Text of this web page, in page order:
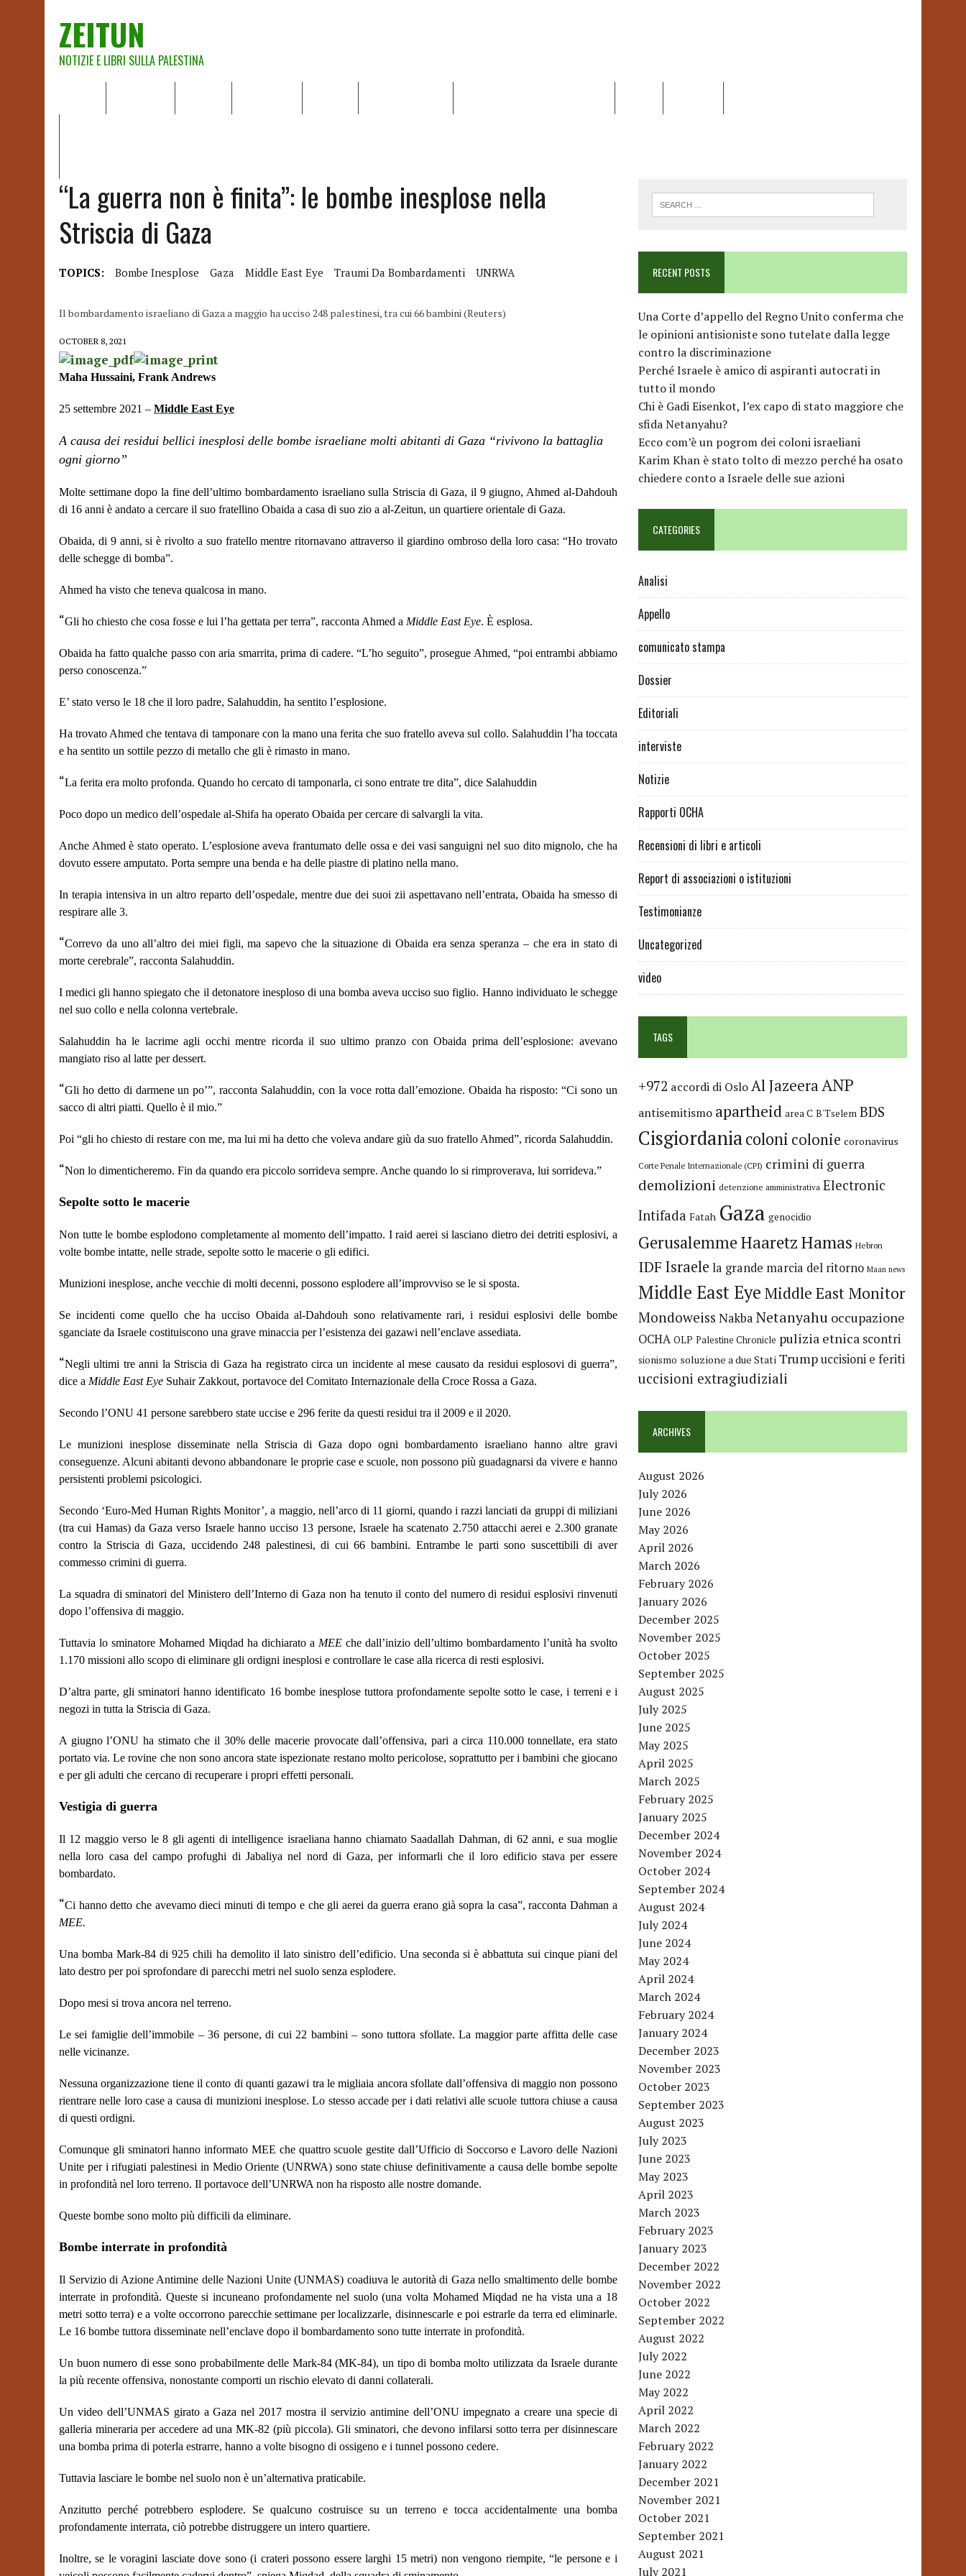
ZEITUN
NOTIZIE E LIBRI SULLA PALESTINA
“La guerra non è finita”: le bombe inesplose nella
Striscia di Gaza
TOPICS: Bombe Inesplose Gaza Middle East Eye Traumi Da Bombardamenti UNRWA
Il bombardamento israeliano di Gaza a maggio ha ucciso 248 palestinesi, tra cui 66 bambini (Reuters)
OCTOBER 8, 2021
Maha Hussaini, Frank Andrews
25 settembre 2021 – Middle East Eye
A causa dei residui bellici inesplosi delle bombe israeliane molti abitanti di Gaza “rivivono la battaglia
ogni giorno”
Molte settimane dopo la fine dell’ultimo bombardamento israeliano sulla Striscia di Gaza, il 9 giugno, Ahmed al-Dahdouh
di 16 anni è andato a cercare il suo fratellino Obaida a casa di suo zio a al-Zeitun, un quartiere orientale di Gaza.
Obaida, di 9 anni, si è rivolto a suo fratello mentre ritornavano attraverso il giardino ombroso della loro casa: “Ho trovato
delle schegge di bomba”.
Ahmed ha visto che teneva qualcosa in mano.
“Gli ho chiesto che cosa fosse e lui l’ha gettata per terra”, racconta Ahmed a Middle East Eye. È esplosa.
Obaida ha fatto qualche passo con aria smarrita, prima di cadere. “L’ho seguito”, prosegue Ahmed, “poi entrambi abbiamo
perso conoscenza.”
E’ stato verso le 18 che il loro padre, Salahuddin, ha sentito l’esplosione.
Ha trovato Ahmed che tentava di tamponare con la mano una ferita che suo fratello aveva sul collo. Salahuddin l’ha toccata
e ha sentito un sottile pezzo di metallo che gli è rimasto in mano.
“La ferita era molto profonda. Quando ho cercato di tamponarla, ci sono entrate tre dita”, dice Salahuddin
Poco dopo un medico dell’ospedale al-Shifa ha operato Obaida per cercare di salvargli la vita.
Anche Ahmed è stato operato. L’esplosione aveva frantumato delle ossa e dei vasi sanguigni nel suo dito mignolo, che ha
dovuto essere amputato. Porta sempre una benda e ha delle piastre di platino nella mano.
In terapia intensiva in un altro reparto dell’ospedale, mentre due dei suoi zii aspettavano nell’entrata, Obaida ha smesso di
respirare alle 3.
“Correvo da uno all’altro dei miei figli, ma sapevo che la situazione di Obaida era senza speranza – che era in stato di
morte cerebrale”, racconta Salahuddin.
I medici gli hanno spiegato che il detonatore inesploso di una bomba aveva ucciso suo figlio. Hanno individuato le schegge
nel suo collo e nella colonna vertebrale.
Salahuddin ha le lacrime agli occhi mentre ricorda il suo ultimo pranzo con Obaida prima dell’esplosione: avevano
mangiato riso al latte per dessert.
“Gli ho detto di darmene un po’”, racconta Salahuddin, con la voce rotta dall’emozione. Obaida ha risposto: “Ci sono un
sacco di altri piatti. Quello è il mio.”
Poi “gli ho chiesto di restare con me, ma lui mi ha detto che voleva andare giù da suo fratello Ahmed”, ricorda Salahuddin.
“Non lo dimenticheremo. Fin da quando era piccolo sorrideva sempre. Anche quando lo si rimproverava, lui sorrideva.”
Sepolte sotto le macerie
Non tutte le bombe esplodono completamente al momento dell’impatto. I raid aerei si lasciano dietro dei detriti esplosivi, a
volte bombe intatte, nelle strade, sepolte sotto le macerie o gli edifici.
Munizioni inesplose, anche vecchie di molti decenni, possono esplodere all’improvviso se le si sposta.
Se incidenti come quello che ha ucciso Obaida al-Dahdouh sono relativamente rari, i residui esplosivi delle bombe
sganciate da Israele costituiscono una grave minaccia per l’esistenza dei gazawi nell’enclave assediata.
“Negli ultimi tre anni la Striscia di Gaza ha registrato circa un incidente al mese causato da residui esplosovi di guerra”,
dice a Middle East Eye Suhair Zakkout, portavoce del Comitato Internazionale della Croce Rossa a Gaza.
Secondo l’ONU 41 persone sarebbero state uccise e 296 ferite da questi residui tra il 2009 e il 2020.
Le munizioni inesplose disseminate nella Striscia di Gaza dopo ogni bombardamento israeliano hanno altre gravi
conseguenze. Alcuni abitanti devono abbandonare le proprie case e scuole, non possono più guadagnarsi da vivere e hanno
persistenti problemi psicologici.
Secondo ‘Euro-Med Human Rights Monitor’, a maggio, nell’arco di 11 giorni, quando i razzi lanciati da gruppi di miliziani
(tra cui Hamas) da Gaza verso Israele hanno ucciso 13 persone, Israele ha scatenato 2.750 attacchi aerei e 2.300 granate
contro la Striscia di Gaza, uccidendo 248 palestinesi, di cui 66 bambini. Entrambe le parti sono suscettibili di aver
commesso crimini di guerra.
La squadra di sminatori del Ministero dell’Interno di Gaza non ha tenuto il conto del numero di residui esplosivi rinvenuti
dopo l’offensiva di maggio.
Tuttavia lo sminatore Mohamed Miqdad ha dichiarato a MEEche dall’inizio dell’ultimo bombardamento l’unità ha svolto
1.170 missioni allo scopo di eliminare gli ordigni inesplosi e controllare le case alla ricerca di resti esplosivi.
D’altra parte, gli sminatori hanno identificato 16 bombe inesplose tuttora profondamente sepolte sotto le case, i terreni e i
negozi in tutta la Striscia di Gaza.
A giugno l’ONU ha stimato che il 30% delle macerie provocate dall’offensiva, pari a circa 110.000 tonnellate, era stato
portato via. Le rovine che non sono ancora state ispezionate restano molto pericolose, soprattutto per i bambini che giocano
e per gli adulti che cercano di recuperare i propri effetti personali.
Vestigia di guerra
Il 12 maggio verso le 8 gli agenti di intelligence israeliana hanno chiamato Saadallah Dahman, di 62 anni, e sua moglie
nella loro casa del campo profughi di Jabaliya nel nord di Gaza, per informarli che il loro edificio stava per essere
bombardato.
“Ci hanno detto che avevamo dieci minuti di tempo e che gli aerei da guerra erano già sopra la casa”, racconta Dahman a
MEE.
Una bomba Mark-84 di 925 chili ha demolito il lato sinistro dell’edificio. Una seconda si è abbattuta sui cinque piani del
lato destro per poi sprofondare di parecchi metri nel suolo senza esplodere.
Dopo mesi si trova ancora nel terreno.
Le sei famiglie dell’immobile – 36 persone, di cui 22 bambini – sono tuttora sfollate. La maggior parte affitta delle case
nelle vicinanze.
Nessuna organizzazione tiene il conto di quanti gazawi tra le migliaia ancora sfollate dall’offensiva di maggio non possono
rientrare nelle loro case a causa di munizioni inesplose. Lo stesso accade per i dati relativi alle scuole tuttora chiuse a causa
di questi ordigni.
Comunque gli sminatori hanno informato MEE che quattro scuole gestite dall’Ufficio di Soccorso e Lavoro delle Nazioni
Unite per i rifugiati palestinesi in Medio Oriente (UNRWA) sono state chiuse definitivamente a causa delle bombe sepolte
in profondità nel loro terreno. Il portavoce dell’UNRWA non ha risposto alle nostre domande.
Queste bombe sono molto più difficili da eliminare.
Bombe interrate in profondità
Il Servizio di Azione Antimine delle Nazioni Unite (UNMAS) coadiuva le autorità di Gaza nello smaltimento delle bombe
interrate in profondità. Queste si incuneano profondamente nel suolo (una volta Mohamed Miqdad ne ha vista una a 18
metri sotto terra) e a volte occorrono parecchie settimane per localizzarle, disinnescarle e poi estrarle da terra ed eliminarle.
Le 16 bombe tuttora disseminate nell’enclave dopo il bombardamento sono tutte interrate in profondità.
Un buon numero di esse sono probabilmente delle Mark-84 (MK-84), un tipo di bomba molto utilizzata da Israele durante
la più recente offensiva, nonostante comporti un rischio elevato di danni collaterali.
Un video dell’UNMAS girato a Gaza nel 2017 mostra il servizio antimine dell’ONU impegnato a creare una specie di
galleria mineraria per accedere ad una MK-82 (più piccola). Gli sminatori, che devono infilarsi sotto terra per disinnescare
una bomba prima di poterla estrarre, hanno a volte bisogno di ossigeno e i tunnel possono cedere.
Tuttavia lasciare le bombe nel suolo non è un’alternativa praticabile.
Anzitutto perché potrebbero esplodere. Se qualcuno costruisce su un terreno e tocca accidentalmente una bomba
profondamente interrata, ciò potrebbe distruggere un intero quartiere.
Inoltre, se le voragini lasciate dove sono (i crateri possono essere larghi 15 metri) non vengono riempite, “le persone e i
RECENT POSTS
Una Corte d’appello del Regno Unito conferma che
le opinioni antisioniste sono tutelate dalla legge
contro la discriminazione
Perché Israele è amico di aspiranti autocrati in
tutto il mondo
Chi è Gadi Eisenkot, l’ex capo di stato maggiore che
sfida Netanyahu?
Ecco com’è un pogrom dei coloni israeliani
Karim Khan è stato tolto di mezzo perché ha osato
chiedere conto a Israele delle sue azioni
CATEGORIES
Analisi
Appello
comunicato stampa
Dossier
Editoriali
interviste
Notizie
Rapporti OCHA
Recensioni di libri e articoli
Report di associazioni o istituzioni
Testimonianze
Uncategorized
video
TAGS
+972 accordi di OsloAl JazeeraANP
antisemitismo apartheid area C B'Tselem BDS
Cisgiordaniacoloni colonie coronavirus
Corte Penale Internazionale (CPI) crimini di guerra
demolizioni detenzione amministrativa Electronic
Intifada Fatah Gaza genocidio
GerusalemmeHaaretzHamas Hebron
IDF Israele la grande marcia del ritorno Maan news
Middle East Eye Middle East Monitor
Mondoweiss Nakba Netanyahu occupazione
OCHA OLP Palestine Chronicle pulizia etnica scontri
sionismo soluzione a due Stati Trumpuccisioni e feriti
uccisioni extragiudiziali
ARCHIVES
August 2026
July 2026
June 2026
May 2026
April 2026
March 2026
February 2026
January 2026
December 2025
November 2025
October 2025
September 2025
August 2025
July 2025
June 2025
May 2025
April 2025
March 2025
February 2025
January 2025
December 2024
November 2024
October 2024
September 2024
August 2024
July 2024
June 2024
May 2024
April 2024
March 2024
February 2024
January 2024
December 2023
November 2023
October 2023
September 2023
August 2023
July 2023
June 2023
May 2023
April 2023
March 2023
February 2023
January 2023
December 2022
November 2022
October 2022
September 2022
August 2022
July 2022
June 2022
May 2022
April 2022
March 2022
February 2022
January 2022
December 2021
November 2021
October 2021
September 2021
August 2021
July 2021